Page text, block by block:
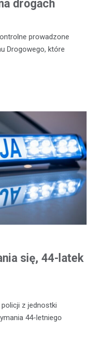
drogach
prowadzone
Drogowego, które
się, 44-latek
z jednostki
44-letniego